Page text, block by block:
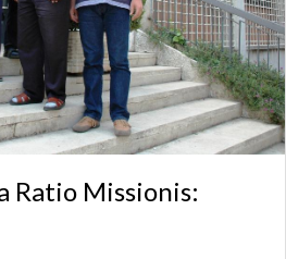
Ratio Missionis: